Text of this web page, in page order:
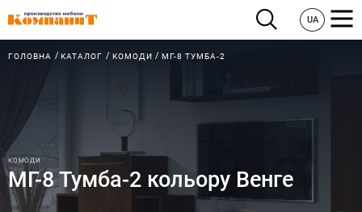
UA
ГОЛОВНА КАТАЛОГ КОМОДИ МГ-8 ТУМБА-2
КОМОДИ
МГ-8 Тумба-2 кольору Венге